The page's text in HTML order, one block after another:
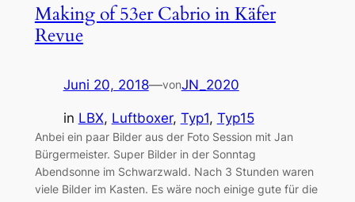
Making of 53er Cabrio in Käfer
Revue
Juni 20, 2018—vonJN_2020
in LBX, Luftboxer, Typ1, Typ15
Anbei ein paar Bilder aus der Foto Session mit Jan
Bürgermeister. Super Bilder in der Sonntag
Abendsonne im Schwarzwald. Nach 3 Stunden waren
viele Bilder im Kasten. Es wäre noch einige gute für die